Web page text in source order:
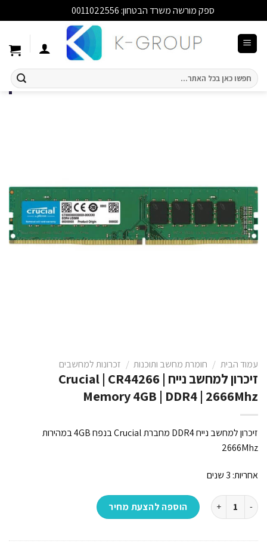
ספק מורשה משרד הבטחון: 0011022556
חיפוש
עבור:
עמוד הבית / חומרת מחשב ותוכנות / זכרונות למחשבים
זיכרון למחשב נייח Crucial | CR44266 |
Memory 4GB | DDR4 | 2666Mhz
זיכרון למחשב נייח DDR4 מחברת Crucial בנפח 4GB במהירות
2666Mhz
אחריות: 3 שנים
כמות של זיכרון למחשב נייח Crucial | CR44266 | Memory 4GB | DDR4 | 2666Mhzהוספה להצעת מחיר